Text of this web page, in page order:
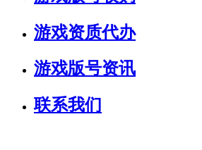
游戏资质代办
游戏版号资讯
联系我们